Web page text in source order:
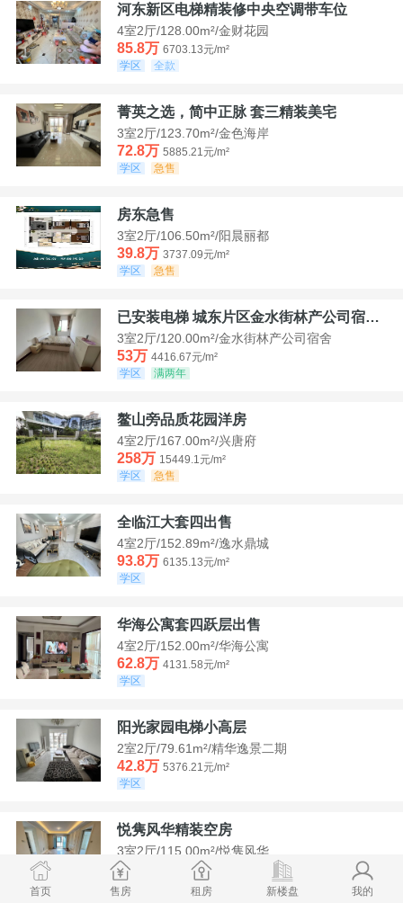
河东新区电梯精装修中央空调带车位
4室2厅/128.00m²/金财花园
85.8万 6703.13元/m²
学区
全款
菁英之选，简中正脉 套三精装美宅
3室2厅/123.70m²/金色海岸
72.8万 5885.21元/m²
学区
急售
房东急售
3室2厅/106.50m²/阳晨丽都
39.8万 3737.09元/m²
学区
急售
已安装电梯 城东片区金水街林产公司宿舍套三可看江景
3室2厅/120.00m²/金水街林产公司宿舍
53万 4416.67元/m²
学区
满两年
鳌山旁品质花园洋房
4室2厅/167.00m²/兴唐府
258万 15449.1元/m²
学区
急售
全临江大套四出售
4室2厅/152.89m²/逸水鼎城
93.8万 6135.13元/m²
学区
华海公寓套四跃层出售
4室2厅/152.00m²/华海公寓
62.8万 4131.58元/m²
学区
阳光家园电梯小高层
2室2厅/79.61m²/精华逸景二期
42.8万 5376.21元/m²
学区
悦隽风华精装空房
3室2厅/115.00m²/悦隽风华
95万
8260.87元/m²
学区
首页 售房 租房 新楼盘 我的